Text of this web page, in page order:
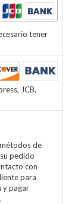
tener
JCB,
de
pedido
con
para
y pagar